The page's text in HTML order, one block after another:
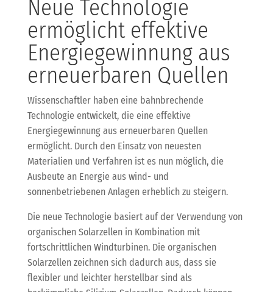
Neue Technologie
ermöglicht effektive
Energiegewinnung aus
erneuerbaren Quellen
Wissenschaftler haben eine bahnbrechende
Technologie entwickelt, die eine effektive
Energiegewinnung aus erneuerbaren Quellen
ermöglicht. Durch den Einsatz von neuesten
Materialien und Verfahren ist es nun möglich, die
Ausbeute an Energie aus wind- und
sonnenbetriebenen Anlagen erheblich zu steigern.
Die neue Technologie basiert auf der Verwendung von
organischen Solarzellen in Kombination mit
fortschrittlichen Windturbinen. Die organischen
Solarzellen zeichnen sich dadurch aus, dass sie
flexibler und leichter herstellbar sind als